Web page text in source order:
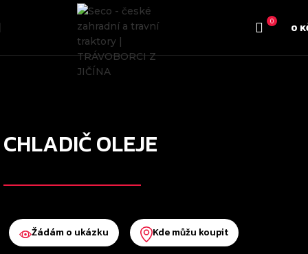
0
0
CHLADIČ OLEJE
Žádám o ukázku Kde můžu koupit